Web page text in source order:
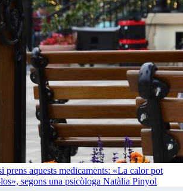
prens aquests medicaments: «La calor pot
segons una psicòloga Natàlia Pinyol